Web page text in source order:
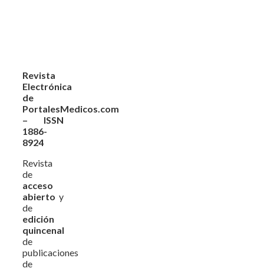
Revista
Electrónica
de
PortalesMedicos.com
– ISSN
1886-
8924
Revista
de
acceso
abierto y
de
edición
quincenal
de
publicaciones
de